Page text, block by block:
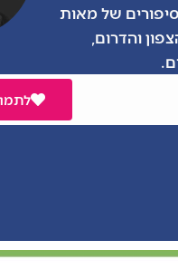
של מאות
והדרום,